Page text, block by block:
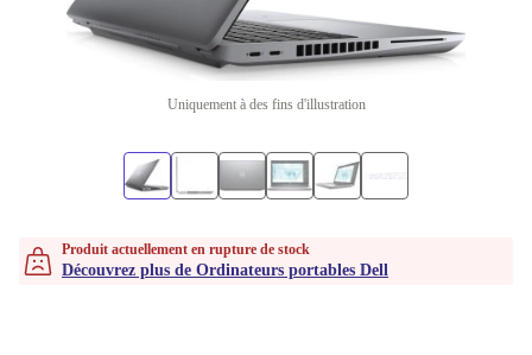
Uniquement à des fins d'illustration
Produit actuellement en rupture de stock
Découvrez plus de Ordinateurs portables Dell